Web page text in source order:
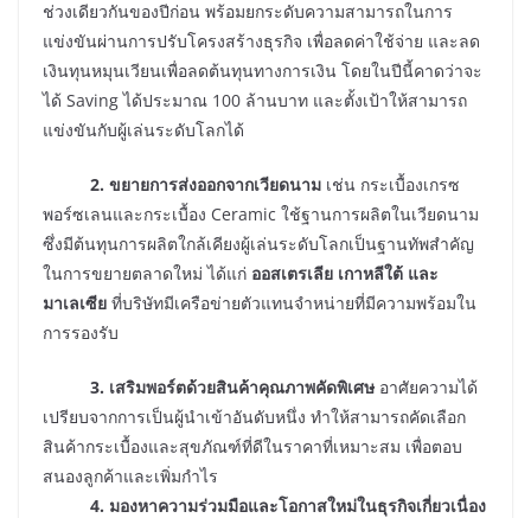
ช่วงเดียวกันของปีก่อน พร้อมยกระดับความสามารถในการ
แข่งขันผ่านการปรับโครงสร้างธุรกิจ เพื่อลดค่าใช้จ่าย และลด
เงินทุนหมุนเวียนเพื่อลดต้นทุนทางการเงิน โดยในปีนี้คาดว่าจะ
ได้ Saving ได้ประมาณ 100 ล้านบาท และตั้งเป้าให้สามารถ
แข่งขันกับผู้เล่นระดับโลกได้
2. ขยายการส่งออกจากเวียดนาม เช่น กระเบื้องเกรซ
พอร์ซเลนและกระเบื้อง Ceramic ใช้ฐานการผลิตในเวียดนาม
ซึ่งมีต้นทุนการผลิตใกล้เคียงผู้เล่นระดับโลกเป็นฐานทัพสำคัญ
ในการขยายตลาดใหม่ ได้แก่ ออสเตรเลีย เกาหลีใต้ และ
มาเลเซีย ที่บริษัทมีเครือข่ายตัวแทนจำหน่ายที่มีความพร้อมใน
การรองรับ
3. เสริมพอร์ตด้วยสินค้าคุณภาพคัดพิเศษ อาศัยความได้
เปรียบจากการเป็นผู้นำเข้าอันดับหนึ่ง ทำให้สามารถคัดเลือก
สินค้ากระเบื้องและสุขภัณฑ์ที่ดีในราคาที่เหมาะสม เพื่อตอบ
สนองลูกค้าและเพิ่มกำไร
4. มองหาความร่วมมือและโอกาสใหม่ในธุรกิจเกี่ยวเนื่อง